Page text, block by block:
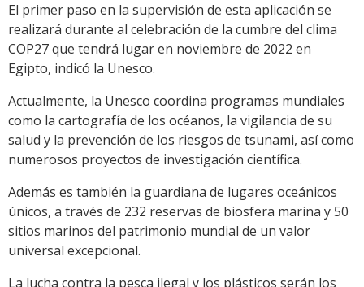
El primer paso en la supervisión de esta aplicación se
realizará durante al celebración de la cumbre del clima
COP27 que tendrá lugar en noviembre de 2022 en
Egipto, indicó la Unesco.
Actualmente, la Unesco coordina programas mundiales
como la cartografía de los océanos, la vigilancia de su
salud y la prevención de los riesgos de tsunami, así como
numerosos proyectos de investigación científica.
Además es también la guardiana de lugares oceánicos
únicos, a través de 232 reservas de biosfera marina y 50
sitios marinos del patrimonio mundial de un valor
universal excepcional.
La lucha contra la pesca ilegal y los plásticos serán los